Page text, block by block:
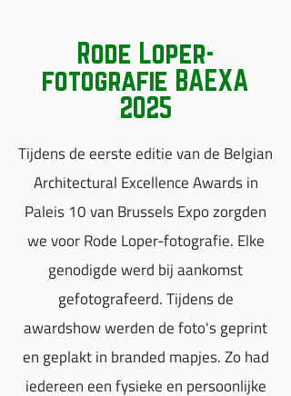
Rode Loper-
fotografie BAEXA
2025
Tijdens de eerste editie van de Belgian
Architectural Excellence Awards in
Paleis 10 van Brussels Expo zorgden
we voor Rode Loper-fotografie. Elke
genodigde werd bij aankomst
gefotografeerd. Tijdens de
awardshow werden de foto's geprint
en geplakt in branded mapjes. Zo had
iedereen een fysieke en persoonlijke